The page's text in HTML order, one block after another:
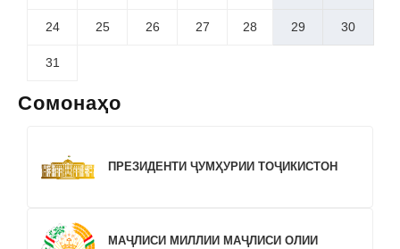
24 25 26 27 28 29 30
31
Сомонаҳо
ПРЕЗИДЕНТИ ҶУМҲУРИИ ТОҶИКИСТОН
МАҶЛИСИ МИЛЛИИ МАҶЛИСИ ОЛИИ